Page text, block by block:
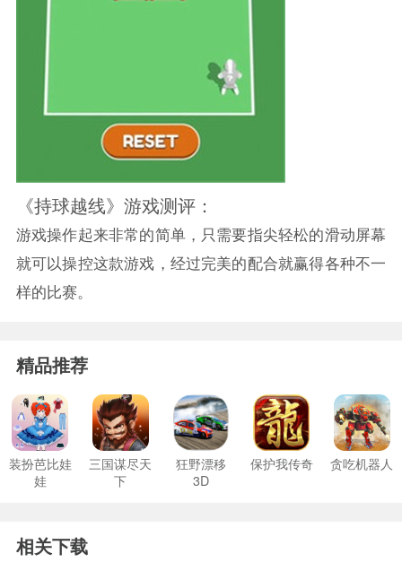
《持球越线》游戏测评：
游戏操作起来非常的简单，只需要指尖轻松的滑动屏幕
就可以操控这款游戏，经过完美的配合就赢得各种不一
样的比赛。
精品推荐
装扮芭比娃
娃
三国谋尽天
下
狂野漂移
3D
保护我传奇 贪吃机器人
相关下载